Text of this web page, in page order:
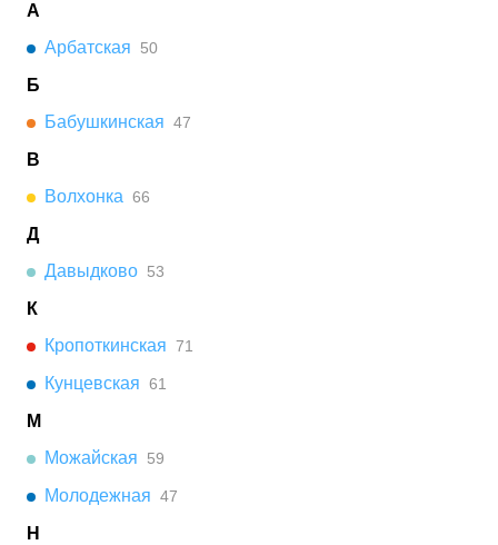
А
Арбатская
50
Б
Бабушкинская 47
В
Волхонка 66
Д
Давыдково 53
К
Кропоткинская 71
Кунцевская 61
М
Можайская
59
Молодежная 47
Н